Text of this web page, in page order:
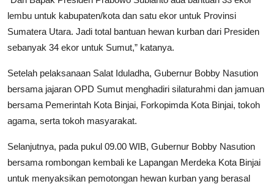
lembu untuk kabupaten/kota dan satu ekor untuk Provinsi
Sumatera Utara. Jadi total bantuan hewan kurban dari Presiden
sebanyak 34 ekor untuk Sumut,” katanya.
Setelah pelaksanaan Salat Iduladha, Gubernur Bobby Nasution
bersama jajaran OPD Sumut menghadiri silaturahmi dan jamuan
bersama Pemerintah Kota Binjai, Forkopimda Kota Binjai, tokoh
agama, serta tokoh masyarakat.
Selanjutnya, pada pukul 09.00 WIB, Gubernur Bobby Nasution
bersama rombongan kembali ke Lapangan Merdeka Kota Binjai
untuk menyaksikan pemotongan hewan kurban yang berasal